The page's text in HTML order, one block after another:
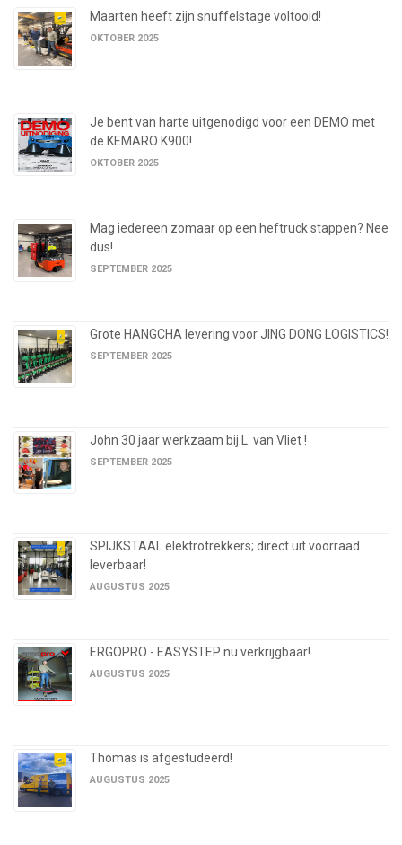
Maarten heeft zijn snuffelstage voltooid!
OKTOBER 2025
Je bent van harte uitgenodigd voor een DEMO met
de KEMARO K900!
OKTOBER 2025
Mag iedereen zomaar op een heftruck stappen? Nee
dus!
SEPTEMBER 2025
Grote HANGCHA levering voor JING DONG LOGISTICS!
SEPTEMBER 2025
John 30 jaar werkzaam bij L. van Vliet !
SEPTEMBER 2025
SPIJKSTAAL elektrotrekkers; direct uit voorraad
leverbaar!
AUGUSTUS 2025
ERGOPRO - EASYSTEP nu verkrijgbaar!
AUGUSTUS 2025
Thomas is afgestudeerd!
AUGUSTUS 2025